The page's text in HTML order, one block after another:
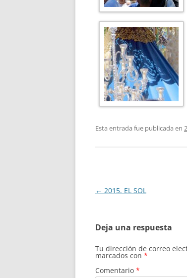
Esta entrada fue publicada en
Navegación
← 2015. EL SOL
Deja una respuesta
Tu dirección de correo
marcados con *
Comentario *